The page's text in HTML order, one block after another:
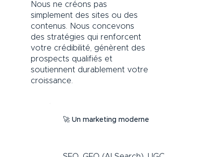
Nous ne créons pas
simplement des sites ou des
contenus. Nous concevons
des stratégies qui renforcent
votre crédibilité, génèrent des
prospects qualifiés et
soutiennent durablement votre
croissance.
🚀 Un marketing moderne